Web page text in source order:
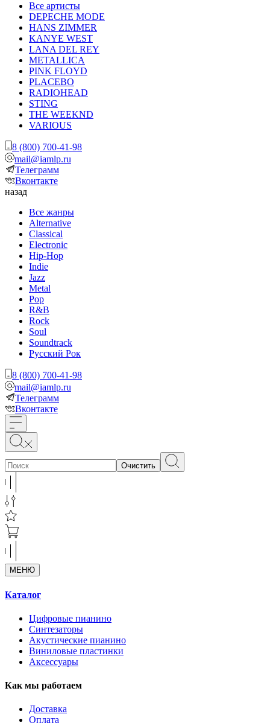
Все артисты
DEPECHE MODE
HANS ZIMMER
KANYE WEST
LANA DEL REY
METALLICA
PINK FLOYD
PLACEBO
RADIOHEAD
STING
THE WEEKND
VARIOUS
8 (800) 700-41-98
mail@iamlp.ru
Телеграмм
Вконтакте
назад
Все жанры
Alternative
Classical
Electronic
Hip-Hop
Indie
Jazz
Metal
Pop
R&B
Rock
Soul
Soundtrack
Русский Рок
8 (800) 700-41-98
mail@iamlp.ru
Телеграмм
Вконтакте
Очистить
МЕНЮ
Каталог
Цифровые пианино
Синтезаторы
Акустические пианино
Виниловые пластинки
Аксессуары
Как мы работаем
Доставка
Оплата